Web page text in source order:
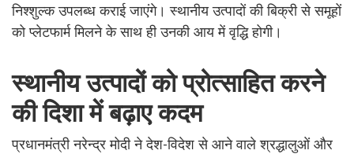
निश्शुल्क उपलब्ध कराई जाएंगे। स्थानीय उत्पादों की बिक्री से समूहों
को प्लेटफार्म मिलने के साथ ही उनकी आय में वृद्धि होगी।
स्थानीय उत्पादों को प्रोत्साहित करने
की दिशा में बढ़ाए कदम
प्रधानमंत्री नरेन्द्र मोदी ने देश-विदेश से आने वाले श्रद्धालुओं और